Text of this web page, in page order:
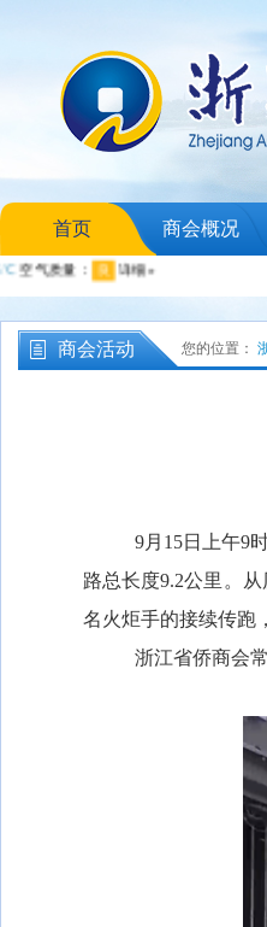
首页 商会概况
商会活动 您的位置：
9月 15日上午9
路总长度9.2公里。从
名火炬手的接续传跑
浙江省侨商会